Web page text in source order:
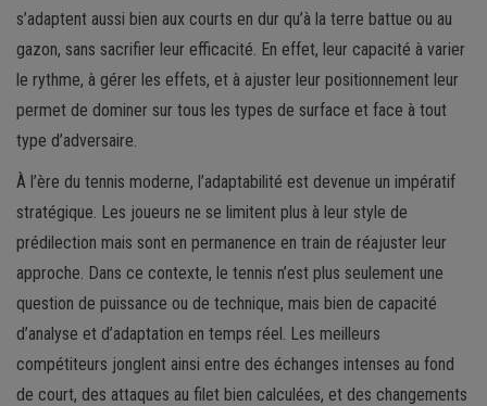
s’adaptent aussi bien aux courts en dur qu’à la terre battue ou au
gazon, sans sacrifier leur efficacité. En effet, leur capacité à varier
le rythme, à gérer les effets, et à ajuster leur positionnement leur
permet de dominer sur tous les types de surface et face à tout
type d’adversaire.
À l’ère du tennis moderne, l’adaptabilité est devenue un impératif
stratégique. Les joueurs ne se limitent plus à leur style de
prédilection mais sont en permanence en train de réajuster leur
approche. Dans ce contexte, le tennis n’est plus seulement une
question de puissance ou de technique, mais bien de capacité
d’analyse et d’adaptation en temps réel. Les meilleurs
compétiteurs jonglent ainsi entre des échanges intenses au fond
de court, des attaques au filet bien calculées, et des changements